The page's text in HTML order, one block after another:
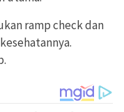
ramp check dan